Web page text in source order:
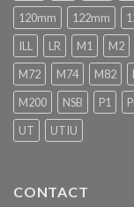
–
Za
120mm
122mm
ILL
LR M1 M2
M72
M74 M82
M200
NSB P1
UT
UTIU
CONTACT